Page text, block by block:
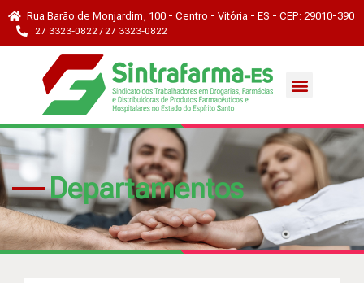
Rua Barão de Monjardim, 100 - Centro - Vitória - ES - CEP: 29010-390
27 3323-0822 / 27 3323-0822
Departamentos